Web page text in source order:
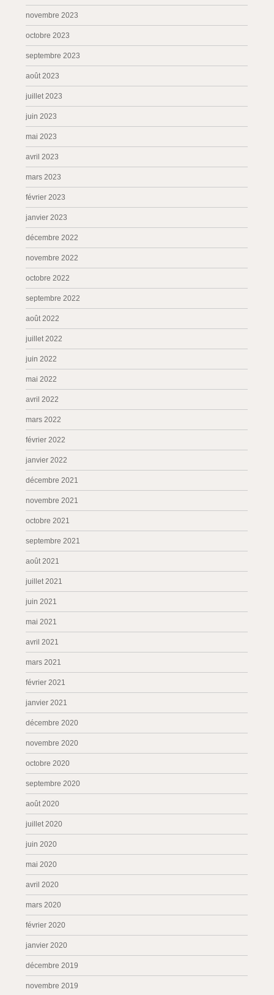
novembre 2023
octobre 2023
septembre 2023
août 2023
juillet 2023
juin 2023
mai 2023
avril 2023
mars 2023
février 2023
janvier 2023
décembre 2022
novembre 2022
octobre 2022
septembre 2022
août 2022
juillet 2022
juin 2022
mai 2022
avril 2022
mars 2022
février 2022
janvier 2022
décembre 2021
novembre 2021
octobre 2021
septembre 2021
août 2021
juillet 2021
juin 2021
mai 2021
avril 2021
mars 2021
février 2021
janvier 2021
décembre 2020
novembre 2020
octobre 2020
septembre 2020
août 2020
juillet 2020
juin 2020
mai 2020
avril 2020
mars 2020
février 2020
janvier 2020
décembre 2019
novembre 2019